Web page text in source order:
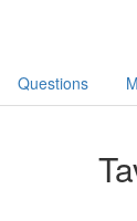
Questions